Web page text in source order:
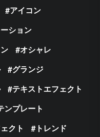
アイコン
ション
オシャレ
グランジ
テキストエフェクト
ンプレート
クト
トレンド